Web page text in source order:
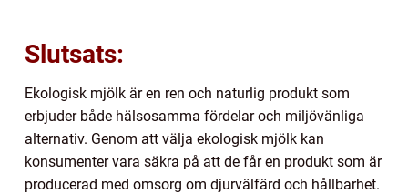
Slutsats:
Ekologisk mjölk är en ren och naturlig produkt som
erbjuder både hälsosamma fördelar och miljövänliga
alternativ. Genom att välja ekologisk mjölk kan
konsumenter vara säkra på att de får en produkt som är
producerad med omsorg om djurvälfärd och hållbarhet.